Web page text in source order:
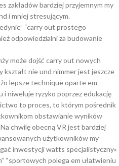
zakładów bardziej przyjemnym my
i mniej stresującym.
“carry out prostego
odpowiedzialni za budowanie
może dojść carry out nowych
kształt nie und nimmer jest jeszcze
lepsze technique oparte em
i niweluje ryzyko poprzez edukację
to proces, to którym pośrednik
obstawianie wyników
chwilę obecną VR jest bardziej
użytkowników my
inwestycji watts specjalistyczny»
“sportowych polega em ułatwieniu